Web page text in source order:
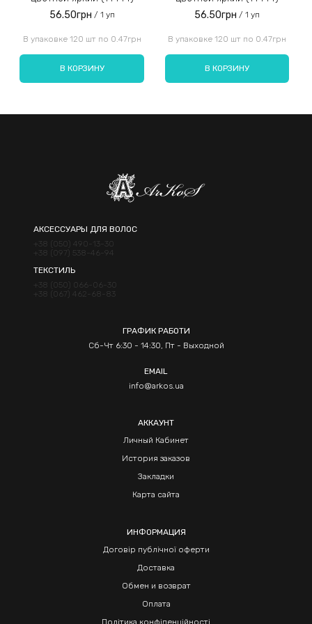
56.50грн / 1 уп
В упаковке 120 шт по 0.47грн
В КОРЗИНУ
56.50грн / 1 уп
В упаковке 120 шт по 0.47грн
В КОРЗИНУ
АКСЕССУАРЫ ДЛЯ ВОЛОС
+38 (050) 490-13-30
+38 (097) 538-46-94
ТЕКСТИЛЬ
+38 (050) 066-06-30
+38 (067) 462-68-83
ГРАФИК РАБОТИ
Сб-Чт 6:30 - 14:30, Пт - Выходной
EMAIL
info@arkos.ua
АККАУНТ
Личный Кабинет
История заказов
Закладки
Карта сайта
ИНФОРМАЦИЯ
Договір публічної оферти
Доставка
Обмен и возврат
Оплата
Політика конфіденційності